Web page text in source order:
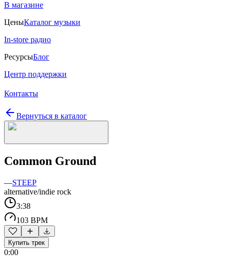
В магазине
ЦеныКаталог музыки
In-store радио
РесурсыБлог
Центр поддержки
Контакты
Вернуться в каталог
Common Ground
—STEEP
alternative/indie rock
3:38
103 BPM
Купить трек
0:00